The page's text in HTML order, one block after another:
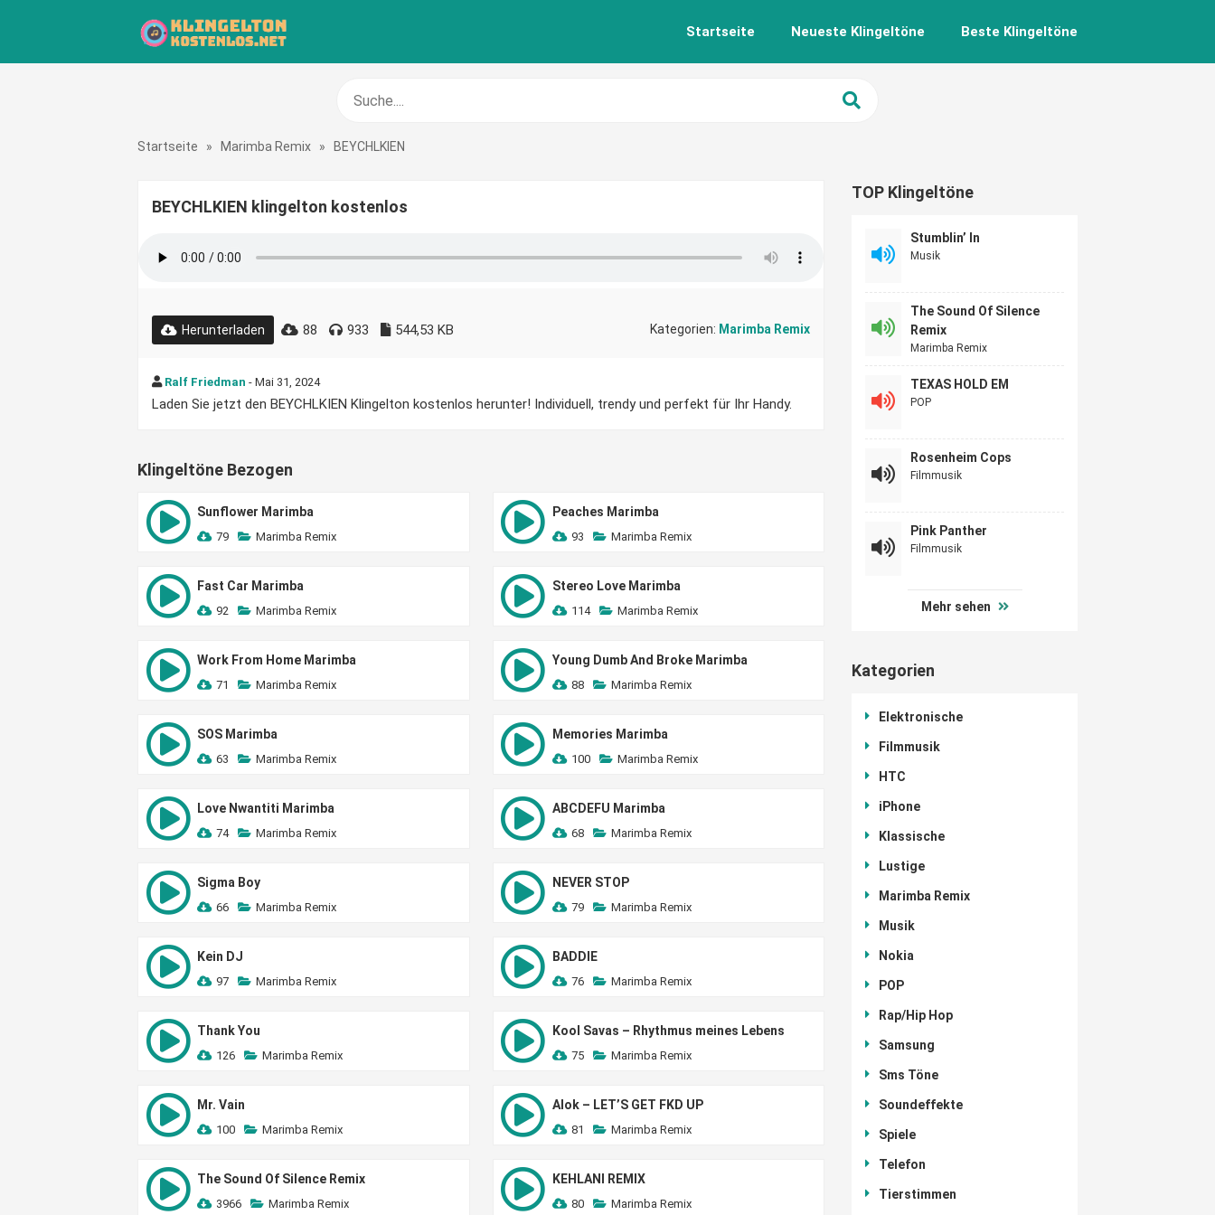
Startseite Neueste Klingeltöne Beste Klingeltöne
Startseite » Marimba Remix » BEYCHLKIEN
BEYCHLKIEN klingelton kostenlos
Herunterladen 88 933 544,53 KB Kategorien: Marimba Remix
Ralf Friedman - Mai 31, 2024
Laden Sie jetzt den BEYCHLKIEN Klingelton kostenlos herunter! Individuell, trendy und perfekt für Ihr Handy.
Klingeltöne Bezogen
Sunflower Marimba
79 Marimba Remix
Peaches Marimba
93 Marimba Remix
Fast Car Marimba
92 Marimba Remix
Stereo Love Marimba
114 Marimba Remix
Work From Home Marimba
71 Marimba Remix
Young Dumb And Broke Marimba
88 Marimba Remix
SOS Marimba
63 Marimba Remix
Memories Marimba
100 Marimba Remix
Love Nwantiti Marimba
74 Marimba Remix
ABCDEFU Marimba
68 Marimba Remix
Sigma Boy
66 Marimba Remix
NEVER STOP
79 Marimba Remix
Kein DJ
97 Marimba Remix
BADDIE
76 Marimba Remix
Thank You
126 Marimba Remix
Kool Savas – Rhythmus meines Lebens
75 Marimba Remix
Mr. Vain
100 Marimba Remix
Alok – LET’S GET FKD UP
81 Marimba Remix
The Sound Of Silence Remix
3966 Marimba Remix
KEHLANI REMIX
80 Marimba Remix
TOP Klingeltöne
Stumblin’ In
Musik
The Sound Of Silence
Remix
Marimba Remix
TEXAS HOLD EM
POP
Rosenheim Cops
Filmmusik
Pink Panther
Filmmusik
Mehr sehen
Kategorien
Elektronische
Filmmusik
HTC
iPhone
Klassische
Lustige
Marimba Remix
Musik
Nokia
POP
Rap/Hip Hop
Samsung
Sms Töne
Soundeffekte
Spiele
Telefon
Tierstimmen